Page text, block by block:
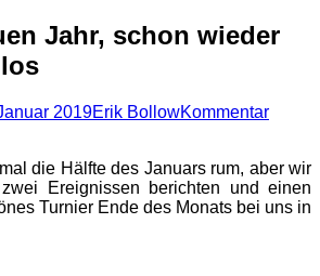
Jahr, schon wieder
2019Autor
Erik BollowKommentar
die Hälfte des Januars rum, aber wir
Ereignissen berichten und einen
Turnier Ende des Monats bei uns in